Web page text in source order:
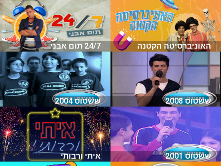
האוניברסיטה הקטנה 24/7 תום אבני
ששטוס 2008 ששטוס 2004
ששטוס 2001 איתי ורבותי